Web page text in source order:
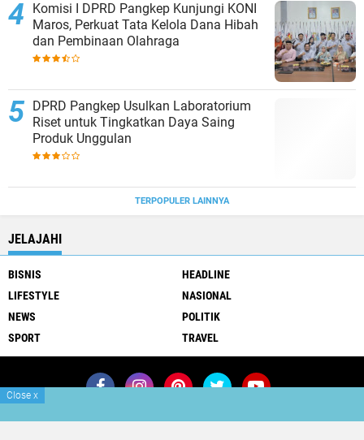
Komisi I DPRD Pangkep Kunjungi KONI
Maros, Perkuat Tata Kelola Dana Hibah
dan Pembinaan Olahraga
DPRD Pangkep Usulkan Laboratorium
Riset untuk Tingkatkan Daya Saing
Produk Unggulan
TERPOPULER LAINNYA
JELAJAHI
BISNIS
HEADLINE
LIFESTYLE
NASIONAL
NEWS
POLITIK
SPORT
TRAVEL
Join Now Redaksi
Info Iklan
Close x